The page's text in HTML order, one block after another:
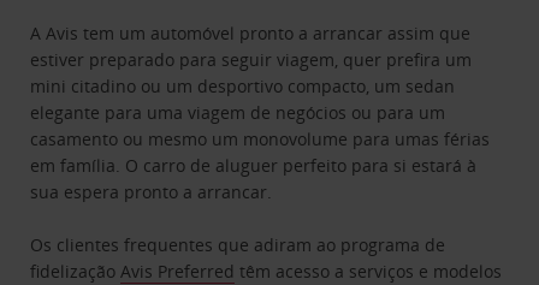
A Avis tem um automóvel pronto a arrancar assim que
estiver preparado para seguir viagem, quer prefira um
mini citadino ou um desportivo compacto, um sedan
elegante para uma viagem de negócios ou para um
casamento ou mesmo um monovolume para umas férias
em família. O carro de aluguer perfeito para si estará à
sua espera pronto a arrancar.
Os clientes frequentes que adiram ao programa de
fidelizaçãoAvis Preferred têm acesso a serviços e modelos